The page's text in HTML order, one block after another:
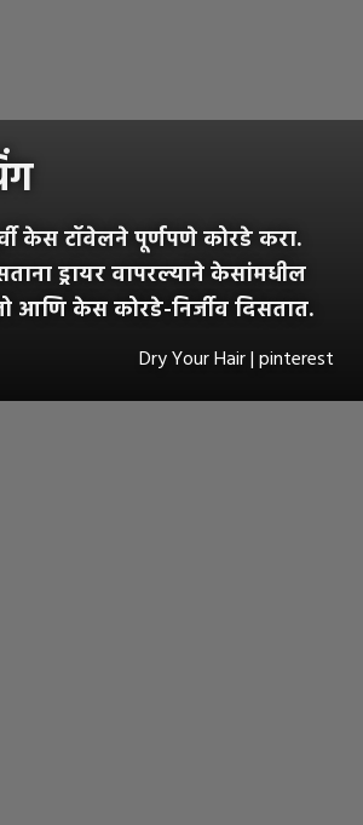
केस टॉवेलने पूर्णपणे कोरडे करा.
ड्रायर वापरल्याने केसांमधील
आणि केस कोरडे-निर्जीव दिसतात.
Dry Your Hair | pinterest